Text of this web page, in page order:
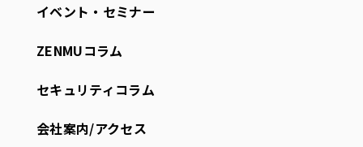
イベント・セミナー
ZENMUコラム
セキュリティコラム
会社案内/アクセス